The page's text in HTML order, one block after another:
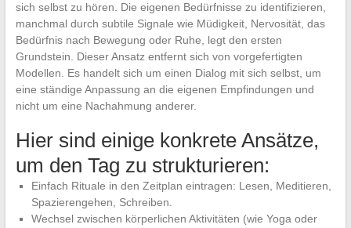
sich selbst zu hören. Die eigenen Bedürfnisse zu identifizieren,
manchmal durch subtile Signale wie Müdigkeit, Nervosität, das
Bedürfnis nach Bewegung oder Ruhe, legt den ersten
Grundstein. Dieser Ansatz entfernt sich von vorgefertigten
Modellen. Es handelt sich um einen Dialog mit sich selbst, um
eine ständige Anpassung an die eigenen Empfindungen und
nicht um eine Nachahmung anderer.
Hier sind einige konkrete Ansätze,
um den Tag zu strukturieren:
Einfach Rituale in den Zeitplan eintragen: Lesen, Meditieren,
Spazierengehen, Schreiben.
Wechsel zwischen körperlichen Aktivitäten (wie Yoga oder